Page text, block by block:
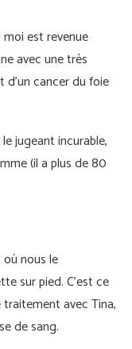
est revenue
avec une très
d'un cancer du foie
jugeant incurable,
(il a plus de 80
nous le
sur pied. C’est ce
avec Tina,
de sang.